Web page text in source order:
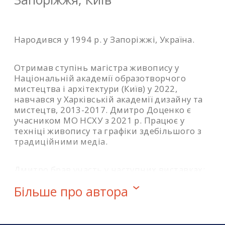
елементів.
Народився у 1994 р. у Запоріжжі, Україна.
Отримав ступінь магістра живопису у
Національній академії образотворчого
мистецтва і архітектури (Київ) у 2022,
навчався у Харківській академії дизайну та
мистецтв, 2013-2017. Дмитро Доценко є
учасником МО НСХУ з 2021 р. Працює у
техніці живопису та графіки здебільшого з
традиційними медіа.
2023р. – «Торуючи шлях» коворкінг
Більше про автора